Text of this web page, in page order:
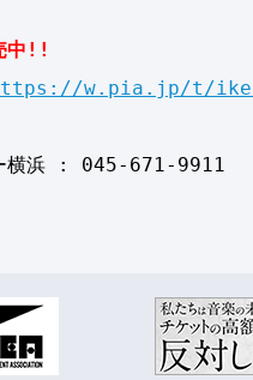
中!!
w.pia.jp/t/
ー横浜 : 045-671-9911